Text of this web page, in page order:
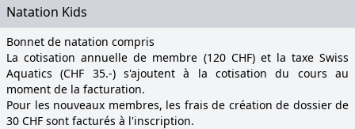
Natation Kids
Bonnet de natation compris
La cotisation annuelle de membre (120 CHF) et la taxe Swiss
Aquatics (CHF 35.-) s'ajoutent à la cotisation du cours au
moment de la facturation.
Pour les nouveaux membres, les frais de création de dossier de
30 CHF sont facturés à l'inscription.